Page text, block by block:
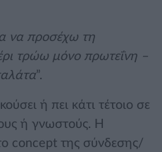
να προσέχω τη
τρώω μόνο πρωτεΐνη –
”.
ή πει κάτι τέτοιο σε
ή γνωστούς. Η
concept της σύνδεσης/